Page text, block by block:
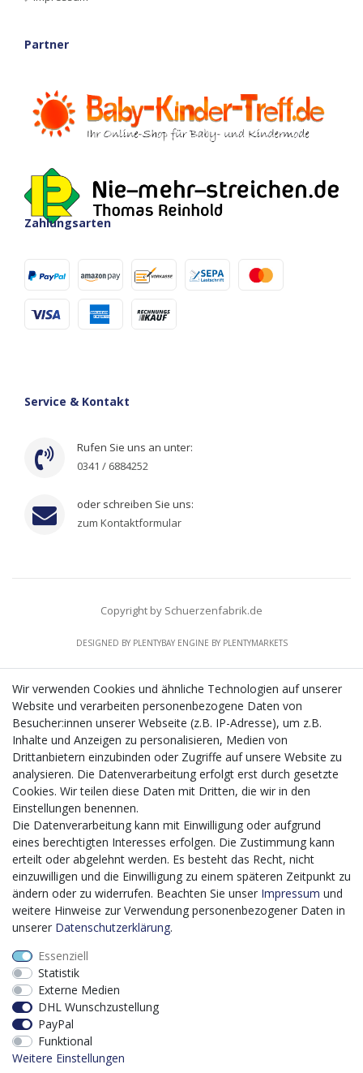
Partner
Zahlungsarten
Service & Kontakt
Rufen Sie uns an unter:
0341 / 6884252
oder schreiben Sie uns:
zum Kontaktformular
Copyright by Schuerzenfabrik.de
DESIGNED BY PLENTYBAYENGINE BY PLENTYMARKETS
CMS-Softwaresystems zur digitalen Optimierung
von Geschäftsprozessen
Mit dem vorgenannten Projekt, welches im Zeitraum vom
20.12.2023 bis zum 29.02.2024 im Rahmen des
Förderprogrammes Digitalisierung Zuschuss EFRE 2021
bis 2027 umgesetzt wird, möchten wir in die Anschaffung
eines Content-Management-Systems (CMS-
Softwaresystem) investieren, um unseren Online-Shop
künftig selbst verwalten zu können. Diese Software dient
der effizienteren gemeinschaftlichen Erstellung,
Bearbeitung, Organisation und Darstellung digitaler
Inhalte (Content) in unserem Unternehmen. Dies ist
insbesondere für den Vertrieb von Bedeutung. Bisher
Software digitalisiert werden was zu einer enormen
Zeitersparnis führt.
Dieses Vorhaben wird kofinanziert von der Europäischen
Union mithilfe von EFRE-Mitteln sowie durch Steuermittel
auf der Grundlage des vom Sächsischen Landtag
beschlossenen Haushaltes.
Wir verwenden Cookies und ähnliche Technologien auf unserer
Website und verarbeiten personenbezogene Daten von
Besucher:innen unserer Webseite (z.B. IP-Adresse), um z.B.
Inhalte und Anzeigen zu personalisieren, Medien von
Drittanbietern einzubinden oder Zugriffe auf unsere Website zu
analysieren. Die Datenverarbeitung erfolgt erst durch gesetzte
Cookies. Wir teilen diese Daten mit Dritten, die wir in den
Einstellungen benennen.
Die Datenverarbeitung kann mit Einwilligung oder aufgrund
eines berechtigten Interesses erfolgen. Die Zustimmung kann
erteilt oder abgelehnt werden. Es besteht das Recht, nicht
einzuwilligen und die Einwilligung zu einem späteren Zeitpunkt zu
ändern oder zu widerrufen. Beachten Sie unser Impressum und
weitere Hinweise zur Verwendung personenbezogener Daten in
unserer Daten­schutz­erklärung.
Essenziell
Statistik
Externe Medien
DHL Wunschzustellung
PayPal
Funktional
Weitere Einstellungen